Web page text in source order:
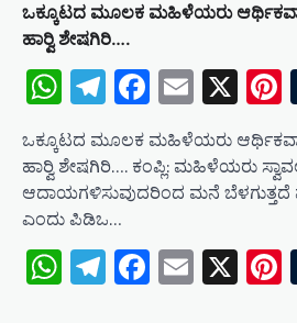
ಒಕ್ಕೂಟದ ಮೂಲಕ ಮಹಿಳೆಯರು
ಹಾರ‍್ವಿ ಶೇಷಗಿರಿ….
WhatsApp
Telegram
Facebook
Email
X
ಒಕ್ಕೂಟದ ಮೂಲಕ ಮಹಿಳೆಯರು
ಹಾರ‍್ವಿ ಶೇಷಗಿರಿ…. ಕಂಪ್ಲಿ: ಮಹಿಳೆಯರು
ಆದಾಯಗಳಿಸುವುದರಿಂದ ಮನೆ ಬೆಳಗುತ್ತದೆ
ಎಂದು ಪಿಡಿಒ…
WhatsApp
Telegram
Facebook
Email
X